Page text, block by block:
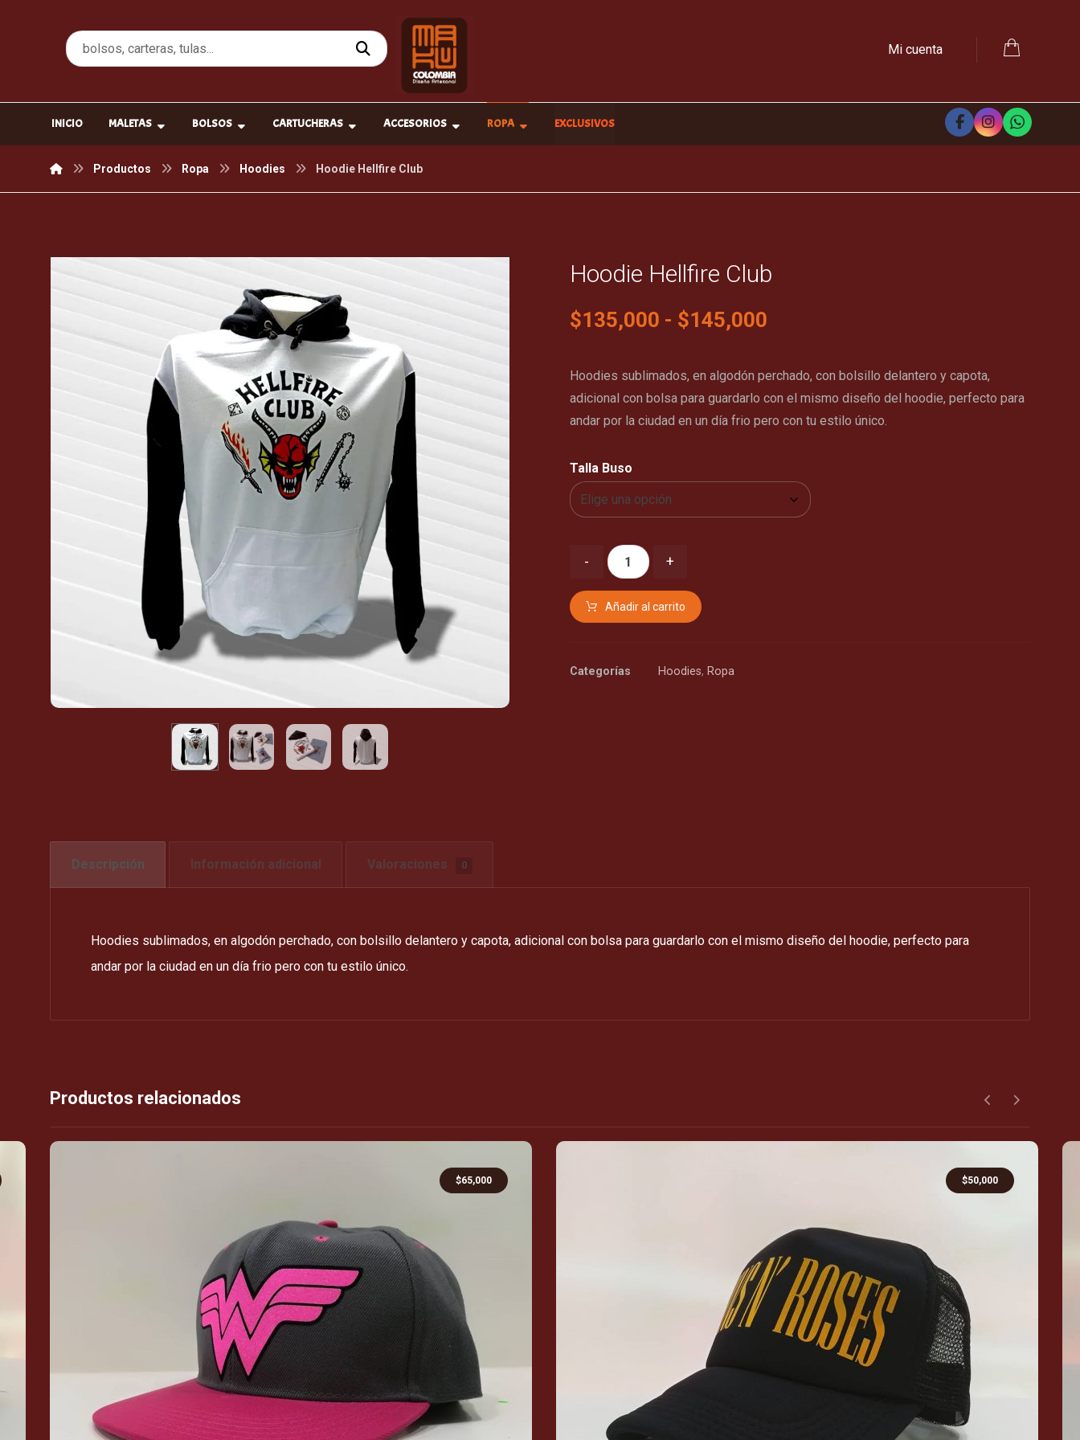
Mi cuenta
INICIO MALETAS BOLSOS CARTUCHERAS ACCESORIOS ROPA EXCLUSIVOS
Productos Ropa Hoodies Hoodie Hellfire Club
Hoodie Hellfire Club
$135,000 - $145,000
Hoodies sublimados, en algodón perchado, con bolsillo delantero y capota,
adicional con bolsa para guardarlo con el mismo diseño del hoodie, perfecto para
andar por la ciudad en un día frio pero con tu estilo único.
Talla Buso
- +
Añadir al carrito
Categorías Hoodies, Ropa
Descripción Información adicional Valoraciones 0
Hoodies sublimados, en algodón perchado, con bolsillo delantero y capota, adicional con bolsa para guardarlo con el mismo diseño del hoodie, perfecto para
andar por la ciudad en un día frio pero con tu estilo único.
Productos relacionados
$65,000 $50,000